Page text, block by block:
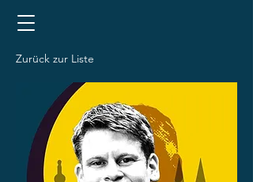
Zurück zur Liste